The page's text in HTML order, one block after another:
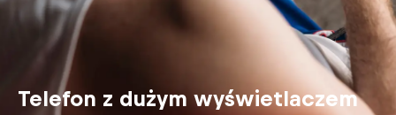
Telefon z dużym wyświetlaczem